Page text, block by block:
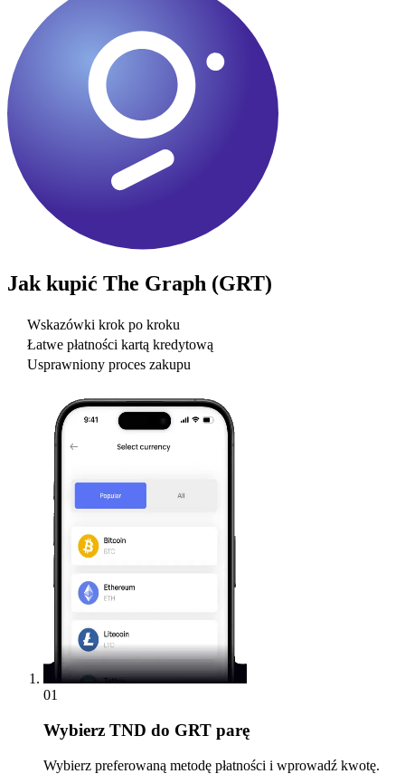
Jak kupić The Graph (GRT)
Wskazówki krok po kroku
Łatwe płatności kartą kredytową
Usprawniony proces zakupu
01
Wybierz TND do GRT parę
Wybierz preferowaną metodę płatności i wprowadź kwotę.